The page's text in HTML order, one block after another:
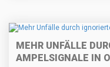
MEHR UNFÄLLE
AMPELSIGNALE IN